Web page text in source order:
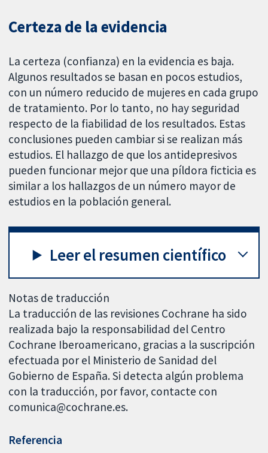
Certeza de la evidencia
La certeza (confianza) en la evidencia es baja.
Algunos resultados se basan en pocos estudios,
con un número reducido de mujeres en cada grupo
de tratamiento. Por lo tanto, no hay seguridad
respecto de la fiabilidad de los resultados. Estas
conclusiones pueden cambiar si se realizan más
estudios. El hallazgo de que los antidepresivos
pueden funcionar mejor que una píldora ficticia es
similar a los hallazgos de un número mayor de
estudios en la población general.
Leer el resumen científico
Notas de traducción
La traducción de las revisiones Cochrane ha sido
realizada bajo la responsabilidad del Centro
Cochrane Iberoamericano, gracias a la suscripción
efectuada por el Ministerio de Sanidad del
Gobierno de España. Si detecta algún problema
con la traducción, por favor, contacte con
comunica@cochrane.es.
Referencia